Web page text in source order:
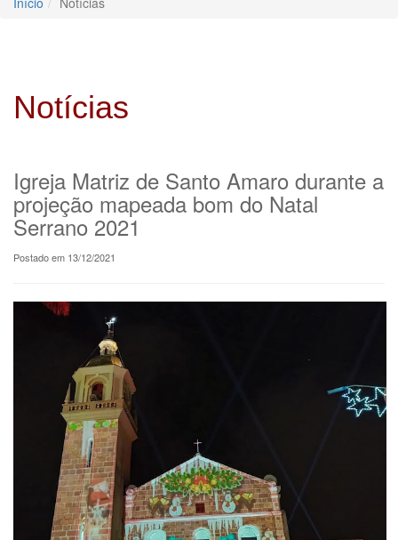
Notícias
Igreja Matriz de Santo Amaro durante a
projeção mapeada bom do Natal
Serrano 2021
Postado em 13/12/2021